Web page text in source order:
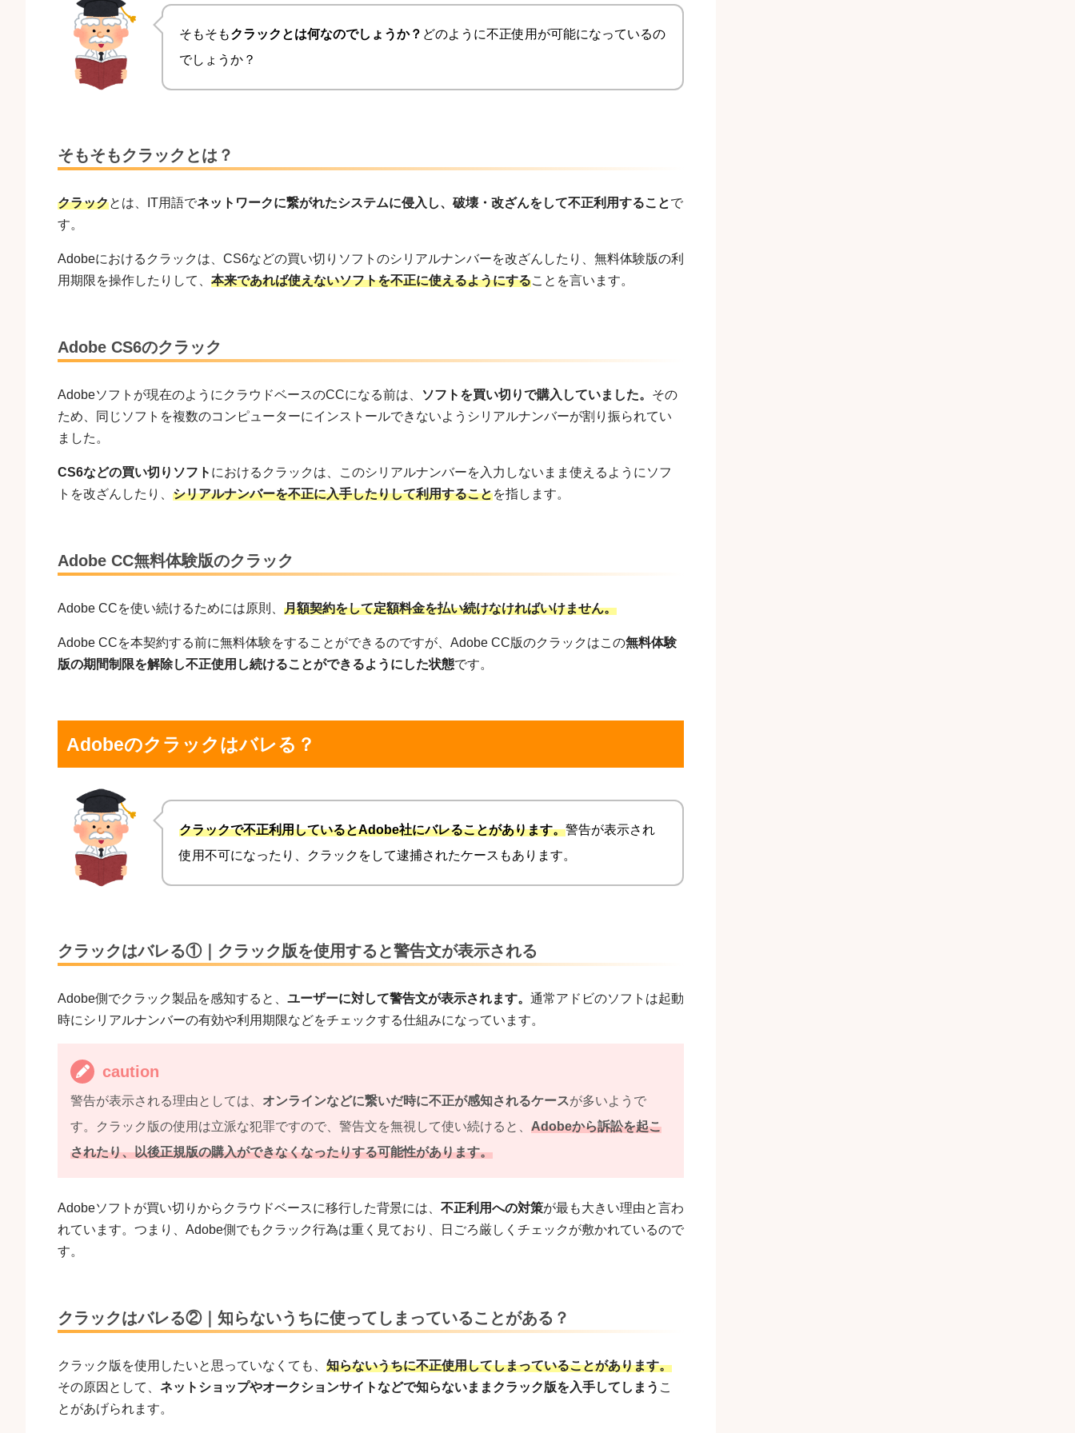
そもそもクラックとは何なのでしょうか？ どのように不正使用が可能になっているの
でしょうか？
そもそもクラックとは？
クラックとは、IT用語でネットワークに繋がれたシステムに侵入し、破壊・改ざんをして不正利用することで
す。
Adobeにおけるクラックは、CS6などの買い切りソフトのシリアルナンバーを改ざんしたり、無料体験版の利
用期限を操作したりして、 本来であれば使えないソフトを不正に使えるようにすることを言います。
Adobe CS6のクラック
Adobeソフトが現在のようにクラウドベースのCCになる前は、 ソフトを買い切りで購入していました。 その
ため、同じソフトを複数のコンピューターにインストールできないようシリアルナンバーが割り振られてい
ました。
CS6などの買い切りソフト におけるクラックは、このシリアルナンバーを入力しないまま使えるようにソフ
トを改ざんしたり、 シリアルナンバーを不正に入手したりして利用することを指します。
Adobe CC無料体験版のクラック
Adobe CCを使い続けるためには原則、 月額契約をして定額料金を払い続けなければいけません。
Adobe CCを本契約する前に無料体験をすることができるのですが、Adobe CC版のクラックはこの無料体験
版の期間制限を解除し不正使用し続けることができるようにした状態です。
Adobeのクラックはバレる？
クラックで不正利用しているとAdobe社にバレることがあります。警告が表示され
使用不可になったり、クラックをして逮捕されたケースもあります。
クラックはバレる①｜クラック版を使用すると警告文が表示される
Adobe側でクラック製品を感知すると、 ユーザーに対して警告文が表示されます。 通常アドビのソフトは起動
時にシリアルナンバーの有効や利用期限などをチェックする仕組みになっています。
caution
警告が表示される理由としては、 オンラインなどに繋いだ時に不正が感知されるケースが多いようで
す。クラック版の使用は立派な犯罪ですので、警告文を無視して使い続けると、Adobeから訴訟を起こ
されたり、以後正規版の購入ができなくなったりする可能性があります。
Adobeソフトが買い切りからクラウドベースに移行した背景には、 不正利用への対策が最も大きい理由と言わ
れています。つまり、Adobe側でもクラック行為は重く見ており、日ごろ厳しくチェックが敷かれているので
す。
クラックはバレる②｜知らないうちに使ってしまっていることがある？
クラック版を使用したいと思っていなくても、 知らないうちに不正使用してしまっていることがあります。
その原因として、 ネットショップやオークションサイトなどで知らないままクラック版を入手してしまう こ
とがあげられます。